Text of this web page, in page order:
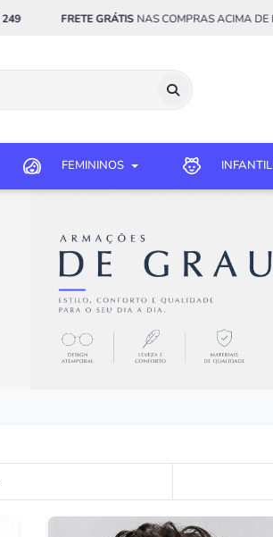
FRETE GRÁTISNAS COMPRAS ACIMA DER$ 249
FEMININOS INFANTIL